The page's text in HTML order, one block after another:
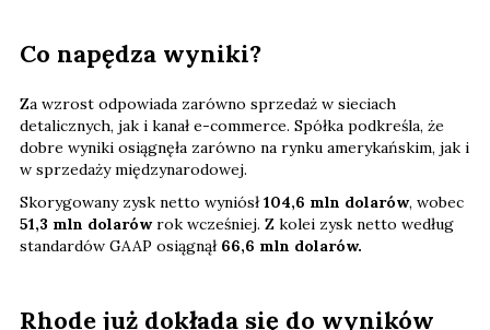
Co napędza wyniki?
Za wzrost odpowiada zarówno sprzedaż w sieciach
detalicznych, jak i kanał e-commerce. Spółka podkreśla, że
dobre wyniki osiągnęła zarówno na rynku amerykańskim, jak i
w sprzedaży międzynarodowej.
Skorygowany zysk netto wyniósł104,6 mln dolarów, wobec
51,3 mln dolarówrok wcześniej. Z kolei zysk netto według
standardów GAAP osiągnął 66,6 mln dolarów.
Rhode już dokłada się do wyników